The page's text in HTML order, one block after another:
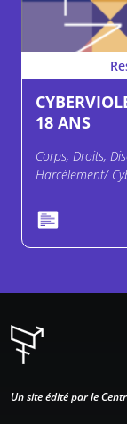
18 ANS
Corps, Droits,
Harcèlement/
Un site édité par le